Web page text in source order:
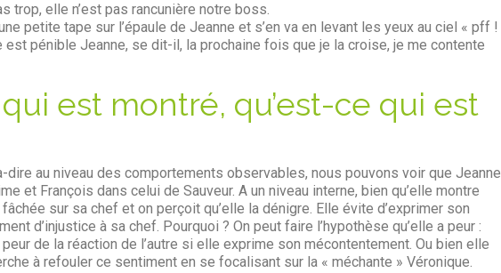
trop, elle n’est pas rancunière notre boss.
petite tape sur l’épaule de Jeanne et s’en va en levant les yeux au ciel « pff !
est pénible Jeanne, se dit-il, la prochaine fois que je la croise, je me contente
qui est montré, qu’est-ce qui est
dire au niveau des comportements observables, nous pouvons voir que Jeanne
et François dans celui de Sauveur. A un niveau interne, bien qu’elle montre
sur sa chef et on perçoit qu’elle la dénigre. Elle évite d’exprimer son
d’injustice à sa chef. Pourquoi ? On peut faire l’hypothèse qu’elle a peur :
de la réaction de l’autre si elle exprime son mécontentement. Ou bien elle
à refouler ce sentiment en se focalisant sur la « méchante » Véronique.